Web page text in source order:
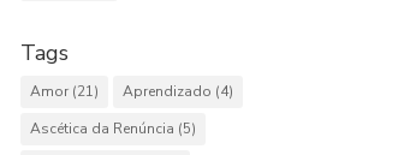
Tags
Amor (21) Aprendizado (4)
Ascética da Renúncia (5)